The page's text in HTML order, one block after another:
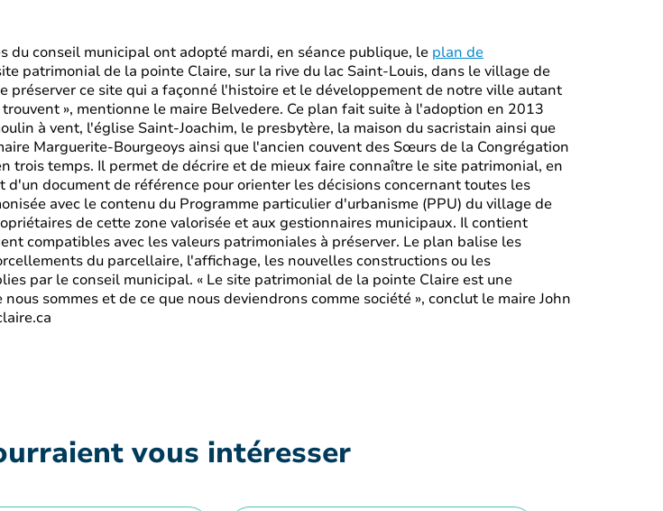
du conseil municipal ont adopté mardi, en séance publique, le plan de
patrimonial de la pointe Claire, sur la rive du lac Saint-Louis, dans le village de
préserver ce site qui a façonné l'histoire et le développement de notre ville autant
», mentionne le maire Belvedere. Ce plan fait suite à l'adoption en 2013
à vent, l'église Saint-Joachim, le presbytère, la maison du sacristain ainsi que
Marguerite-Bourgeoys ainsi que l'ancien couvent des Sœurs de la Congrégation
trois temps. Il permet de décrire et de mieux faire connaître le site patrimonial, en
document de référence pour orienter les décisions concernant toutes les
avec le contenu du Programme particulier d'urbanisme (PPU) du village de
de cette zone valorisée et aux gestionnaires municipaux. Il contient
compatibles avec les valeurs patrimoniales à préserver. Le plan balise les
du parcellaire, l'affichage, les nouvelles constructions ou les
par le conseil municipal. « Le site patrimonial de la pointe Claire est une
sommes et de ce que nous deviendrons comme société », conclut le maire John
vous intéresser